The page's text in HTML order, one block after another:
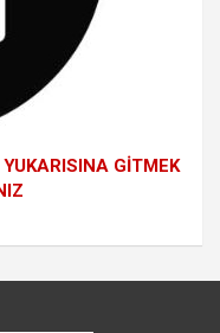
GİTMEK